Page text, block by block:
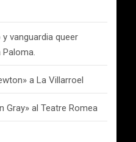
vanguardia queer
Paloma.
a La Villarroel
Gray» al Teatre Romea